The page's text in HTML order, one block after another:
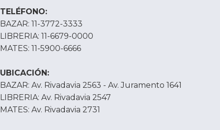
TELÉFONO:
BAZAR: 11-3772-3333
LIBRERIA: 11-6679-0000
MATES: 11-5900-6666
UBICACIÓN:
BAZAR: Av. Rivadavia 2563 - Av. Juramento 1641
LIBRERIA: Av. Rivadavia 2547
MATES: Av. Rivadavia 2731